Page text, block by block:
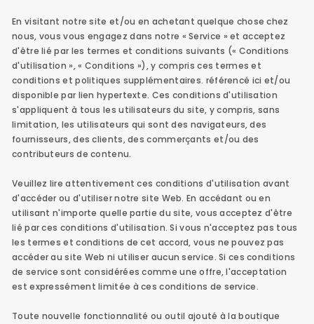
En visitant notre site et/ou en achetant quelque chose chez
nous, vous vous engagez dans notre « Service » et acceptez
d'être lié par les termes et conditions suivants (« Conditions
d'utilisation », « Conditions »), y compris ces termes et
conditions et politiques supplémentaires. référencé ici et/ou
disponible par lien hypertexte. Ces conditions d'utilisation
s'appliquent à tous les utilisateurs du site, y compris, sans
limitation, les utilisateurs qui sont des navigateurs, des
fournisseurs, des clients, des commerçants et/ou des
contributeurs de contenu.
Veuillez lire attentivement ces conditions d'utilisation avant
d'accéder ou d'utiliser notre site Web. En accédant ou en
utilisant n'importe quelle partie du site, vous acceptez d'être
lié par ces conditions d'utilisation. Si vous n'acceptez pas tous
les termes et conditions de cet accord, vous ne pouvez pas
accéder au site Web ni utiliser aucun service. Si ces conditions
de service sont considérées comme une offre, l'acceptation
est expressément limitée à ces conditions de service.
Toute nouvelle fonctionnalité ou outil ajouté à la boutique